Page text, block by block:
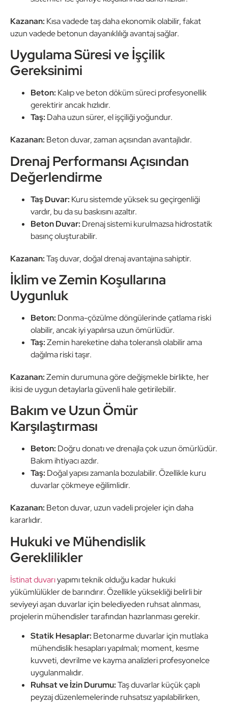
Kazanan: Kısa vadede taş daha ekonomik olabilir, fakat
uzun vadede betonun dayanıklılığı avantaj sağlar.
Uygulama Süresi ve İşçilik
Gereksinimi
Beton: Kalıp ve beton döküm süreci profesyonellik
gerektirir ancak hızlıdır.
Taş: Daha uzun sürer, el işçiliği yoğundur.
Kazanan: Beton duvar, zaman açısından avantajlıdır.
Drenaj Performansı Açısından
Değerlendirme
Taş Duvar: Kuru sistemde yüksek su geçirgenliği
vardır, bu da su baskısını azaltır.
Beton Duvar: Drenaj sistemi kurulmazsa hidrostatik
basınç oluşturabilir.
Kazanan:Taş duvar, doğal drenaj avantajına sahiptir.
İklim ve Zemin Koşullarına
Uygunluk
Beton: Donma-çözülme döngülerinde çatlama riski
olabilir, ancak iyi yapılırsa uzun ömürlüdür.
Taş:Zemin hareketine daha toleranslı olabilir ama
dağılma riski taşır.
Kazanan:Zemin durumuna göre değişmekle birlikte, her
ikisi de uygun detaylarla güvenli hale getirilebilir.
Bakım ve Uzun Ömür
Karşılaştırması
Beton: Doğru donatı ve drenajla çok uzun ömürlüdür.
Bakım ihtiyacı azdır.
Taş: Doğal yapısı zamanla bozulabilir. Özellikle kuru
duvarlar çökmeye eğilimlidir.
Kazanan: Beton duvar, uzun vadeli projeler için daha
kararlıdır.
Hukuki ve Mühendislik
Gereklilikler
İstinat duvarıyapımı teknik olduğu kadar hukuki
yükümlülükler de barındırır. Özellikle yüksekliği belirli bir
seviyeyi aşan duvarlar için belediyeden ruhsat alınması,
projelerin mühendisler tarafından hazırlanması gerekir.
Statik Hesaplar: Betonarme duvarlar için mutlaka
mühendislik hesapları yapılmalı; moment, kesme
kuvveti, devrilme ve kayma analizleri profesyonelce
uygulanmalıdır.
Ruhsat ve İzin Durumu:Taş duvarlar küçük çaplı
peyzaj düzenlemelerinde ruhsatsız yapılabilirken,